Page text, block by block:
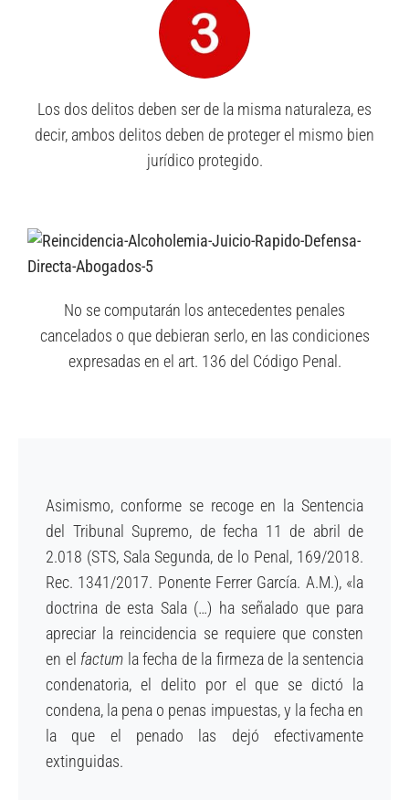
Los dos delitos deben ser de la misma naturaleza, es
decir, ambos delitos deben de proteger el mismo bien
jurídico protegido.
No se computarán los antecedentes penales
cancelados o que debieran serlo, en las condiciones
expresadas en el art. 136 del Código Penal.
Asimismo, conforme se recoge en la Sentencia
del Tribunal Supremo, de fecha 11 de abril de
2.018 (STS, Sala Segunda, de lo Penal, 169/2018.
Rec. 1341/2017. Ponente Ferrer García. A.M.), «la
doctrina de esta Sala (…) ha señalado que para
apreciar la reincidencia se requiere que consten
en el factum la fecha de la firmeza de la sentencia
condenatoria, el delito por el que se dictó la
condena, la pena o penas impuestas, y la fecha en
la que el penado las dejó efectivamente
extinguidas.